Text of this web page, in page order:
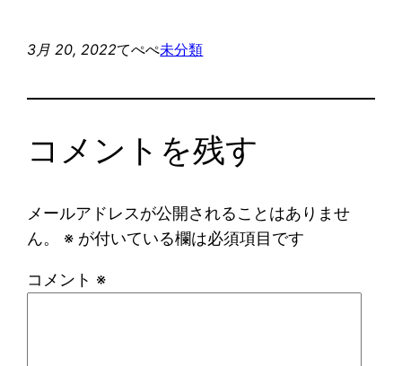
3月 20, 2022てぺぺ未分類
コメントを残す
メールアドレスが公開されることはありませ
ん。
※ が付いている欄は必須項目です
コメント ※